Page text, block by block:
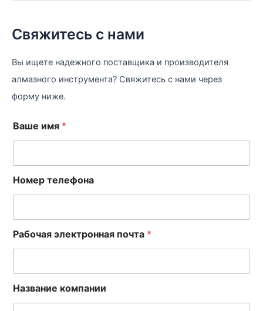
Свяжитесь с нами
Вы ищете надежного поставщика и производителя
алмазного инструмента? Свяжитесь с нами через
форму ниже.
Ваше имя *
Номер телефона
Рабочая электронная почта *
Название компании